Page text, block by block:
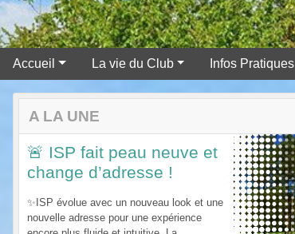
Accueil La vie du Club Infos Pratiques
A LA UNE
🚨 ISP fait peau neuve et
change d’adresse !
✨ISP évolue avec un nouveau look et une
nouvelle adresse pour une expérience